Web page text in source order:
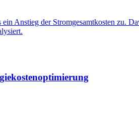
Anstieg der Stromgesamtkosten zu.